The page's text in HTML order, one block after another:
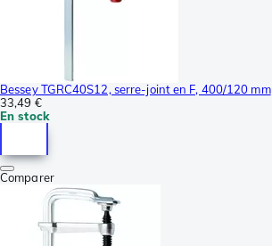
Bessey TGRC40S12, serre-joint en F, 400/120 mm
33,49 €
En stock
Comparer